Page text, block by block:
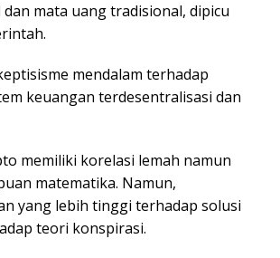
mata uang tradisional, dipicu
mendalam terhadap
keuangan terdesentralisasi dan
memiliki korelasi lemah namun
matematika. Namun,
yang lebih tinggi terhadap solusi
teori konspirasi.